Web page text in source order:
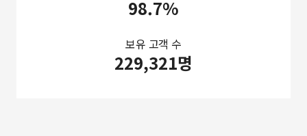
98.7%
보유 고객 수
229,321명